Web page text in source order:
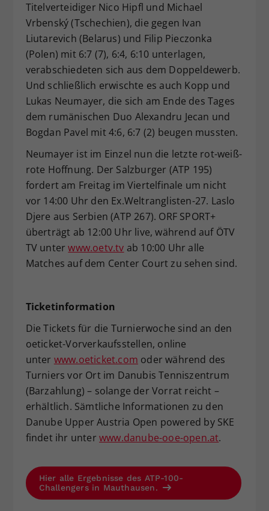
Titelverteidiger Nico Hipfl und Michael
Vrbenský (Tschechien), die gegen Ivan
Liutarevich (Belarus) und Filip Pieczonka
(Polen) mit 6:7 (7), 6:4, 6:10 unterlagen,
verabschiedeten sich aus dem Doppeldewerb.
Und schließlich erwischte es auch Kopp und
Lukas Neumayer, die sich am Ende des Tages
dem rumänischen Duo Alexandru Jecan und
Bogdan Pavel mit 4:6, 6:7 (2) beugen mussten.
Neumayer ist im Einzel nun die letzte rot-weiß-
rote Hoffnung. Der Salzburger (ATP 195)
fordert am Freitag im Viertelfinale um nicht
vor 14:00 Uhr den Ex.Weltranglisten-27. Laslo
Djere aus Serbien (ATP 267). ORF SPORT+
überträgt ab 12:00 Uhr live, während auf ÖTV
TV unterwww.oetv.tv ab 10:00 Uhr alle
Matches auf dem Center Court zu sehen sind.
Ticketinformation
Die Tickets für die Turnierwoche sind an den
oeticket-Vorverkaufsstellen, online
unter www.oeticket.com oder während des
Turniers vor Ort im Danubis Tenniszentrum
(Barzahlung) – solange der Vorrat reicht –
erhältlich. Sämtliche Informationen zu den
Danube Upper Austria Open powered by SKE
findet ihr unter www.danube-ooe-open.at.
Hier alle Ergebnisse des ATP-100-
Challengers in Mauthausen.